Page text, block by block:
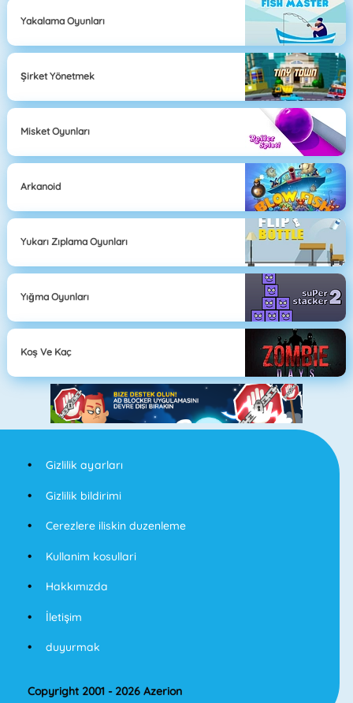
Yakalama Oyunları
Şirket Yönetmek
Misket Oyunları
Arkanoid
Yukarı Zıplama Oyunları
Yığma Oyunları
Koş Ve Kaç
Gizlilik ayarları
Gizlilik bildirimi
Cerezlere iliskin duzenleme
Kullanim kosullari
Hakkımızda
İletişim
duyurmak
Copyright 2001 - 2026 Azerion